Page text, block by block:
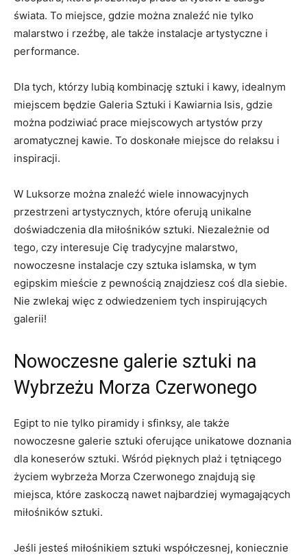
świata.⁤ To miejsce, gdzie można znaleźć⁤ nie tylko⁣
malarstwo i rzeźbę, ⁣ale także instalacje artystyczne i
performance.
Dla tych, którzy lubią kombinację sztuki i kawy,⁤ idealnym
miejscem będzie Galeria Sztuki i Kawiarnia Isis, gdzie
można podziwiać prace miejscowych artystów przy
aromatycznej kawie. To doskonałe miejsce do relaksu i
inspiracji.
W Luksorze można znaleźć⁤ wiele innowacyjnych
przestrzeni artystycznych, które oferują​ unikalne
doświadczenia dla⁢ miłośników sztuki. Niezależnie​ od
⁢tego, czy interesuje Cię ‌tradycyjne malarstwo,
nowoczesne instalacje ⁢czy ⁢sztuka islamska, w tym⁣
egipskim mieście z pewnością znajdziesz coś​ dla siebie.
Nie zwlekaj więc z odwiedzeniem tych inspirujących⁤
galerii!
Nowoczesne ⁣galerie‍ sztuki na
Wybrzeżu Morza Czerwonego
Egipt to nie tylko piramidy i sfinksy, ⁢ale także
nowoczesne ⁣galerie ​sztuki oferujące ⁣unikatowe doznania
dla koneserów sztuki. Wśród pięknych plaż i ‍tętniącego
‍życiem wybrzeża ⁢Morza Czerwonego znajdują się
miejsca, które zaskoczą nawet najbardziej wymagających
⁢miłośników sztuki.
Jeśli jesteś miłośnikiem sztuki współczesnej, koniecznie⁢